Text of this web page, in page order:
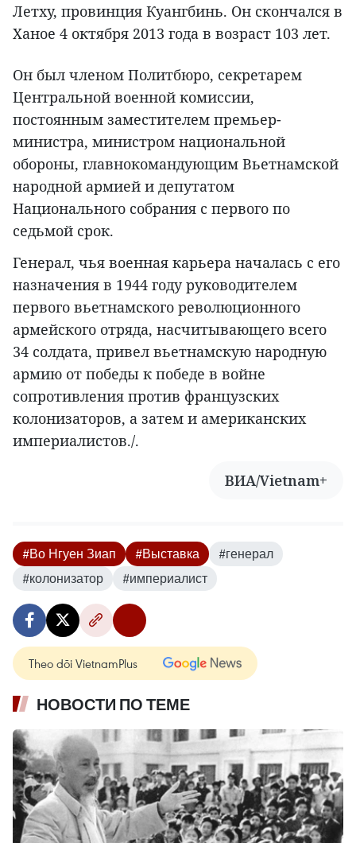
Летху, провинция Куангбинь. Он скончался в
Ханое 4 октября 2013 года в возраст 103 лет.
Он был членом Политбюро, секретарем
Центральной военной комиссии,
постоянным заместителем премьер-
министра, министром национальной
обороны, главнокомандующим Вьетнамской
народной армией и депутатом
Национального собрания с первого по
седьмой срок.
Генерал, чья военная карьера началась с его
назначения в 1944 году руководителем
первого вьетнамского революционного
армейского отряда, насчитывающего всего
34 солдата, привел вьетнамскую народную
армию от победы к победе в войне
сопротивления против французских
колонизаторов, а затем и американских
империалистов./.
ВИА/Vietnam+
#Во Нгуен Зиап #Выставка
#генерал
#колонизатор
#империалист
Theo dõi VietnamPlus
НОВОСТИ ПО ТЕМЕ